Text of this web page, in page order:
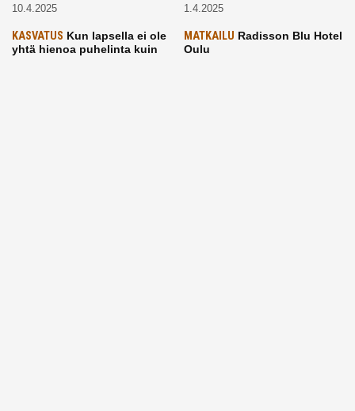
10.4.2025 1.4.2025
KASVATUS Kun lapsella ei ole
yhtä hienoa puhelinta kuin
MATKAILU Radisson Blu Hotel
Oulu